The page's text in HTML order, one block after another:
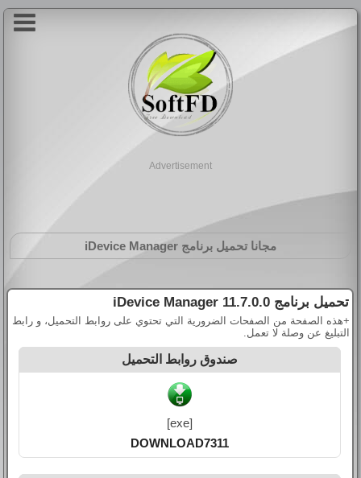
Advertisement
مجانا تحميل برنامج iDevice Manager
تحميل برنامج iDevice Manager 11.7.0.0
+هذه الصفحة من الصفحات الضرورية التي تحتوي على روابط التحميل، و رابط
التبليغ عن وصلة لا تعمل.
صندوق روابط التحميل
[exe]
DOWNLOAD7311